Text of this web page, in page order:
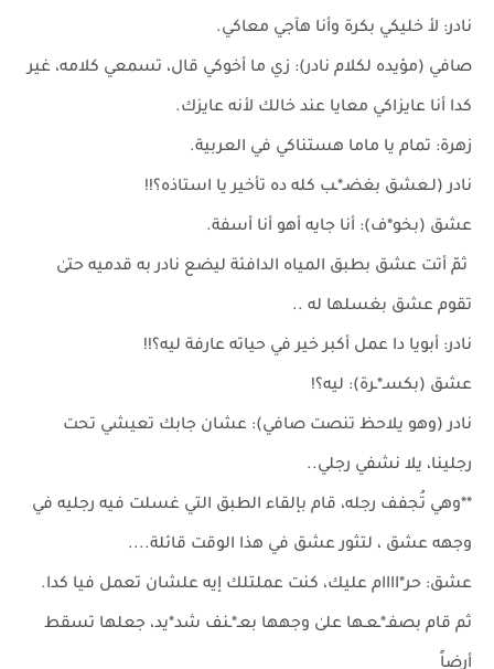
نادر: لأ خليكي بكرة وأنا هآجي معاكي.
صافي (مؤيده لكلام نادر): زي ما أخوكي قال، تسمعي كلامه، غير
كدا أنا عايزاكي معايا عند خالك لأنه عايزك.
زهرة: تمام يا ماما هستناكي في العربية.
نادر (لـعشق بغضـ*ـب كله ده تأخير يا استاذه؟!!
عشق (بخو*ف): أنا جايه أهو أنا أسفة.
ثمّ أتت عشق بطبق المياه الدافئة ليضع نادر به قدميه حتىٰ
تقوم عشق بغسلها له ..
نادر: أبويا دا عمل أكبر خير في حياته عارفة ليه؟!!
عشق (بكسـ*ـرة): ليه؟!
نادر (وهو يلاحظ تنصت صافي): عشان جابك تعيشي تحت
رجلينا، يلا نشفي رجلي..
**وهي تُجفف رجله، قام بإلقاء الطبق التي غسلت فيه رجليه في
وجهه عشق ، لتثور عشق في هذا الوقت قائلة....
عشق: حر*اااام عليك، كنت عملتلك إيه علشان تعمل فيا كدا.
ثم قام بصفـ*ـعـها علىٰ وجهها بعـ*ـنف شد*يد، جعلها تسقط
أرضاً